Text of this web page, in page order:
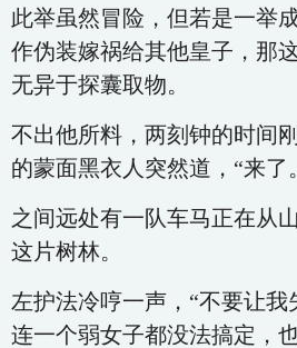
此举虽然冒险，但若是一举
作伪装嫁祸给其他皇子，那
无异于探囊取物。
不出他所料，两刻钟的时间
的蒙面黑衣人突然道，“来了
之间远处有一队车马正在从
这片树林。
左护法冷哼一声，“不要让我
连一个弱女子都没法搞定，